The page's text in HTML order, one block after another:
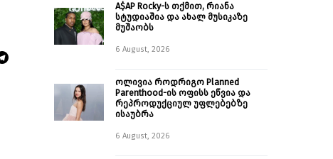
A$AP Rocky-ს თქმით, რიანა
სტუდიაშია და ახალ მუსიკაზე
მუშაობს
6 August, 2026
ოლივია როდრიგო Planned
Parenthood-ის ოფისს ეწვია და
რეპროდუქციულ უფლებებზე
ისაუბრა
6 August, 2026